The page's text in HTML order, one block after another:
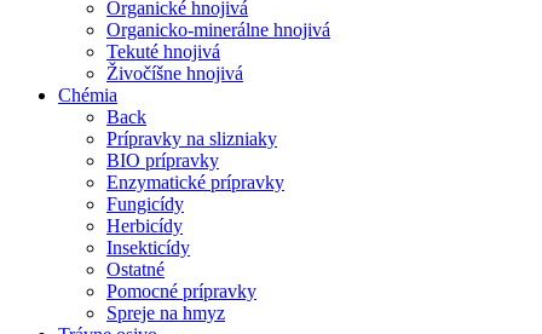
Organické hnojivá
Organicko-minerálne hnojivá
Tekuté hnojivá
Živočíšne hnojivá
Chémia
Back
Prípravky na slizniaky
BIO prípravky
Enzymatické prípravky
Fungicídy
Herbicídy
Insekticídy
Ostatné
Pomocné prípravky
Spreje na hmyz